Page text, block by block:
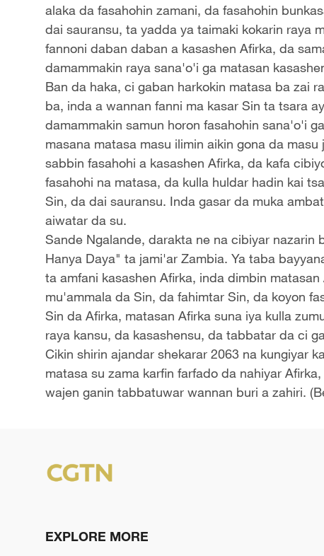
alaka da fasahohin zamani, da fasahohin
dai sauransu, ta yadda ya taimaki kokarin raya
fannoni daban daban a kasashen Afirka, da
damammakin raya sana'o'i ga matasan
Ban da haka, ci gaban harkokin matasa ba zai
ba, inda a wannan fanni ma kasar Sin ta tsara
damammakin samun horon fasahohin sana'o'i
masana matasa masu ilimin aikin gona da
sabbin fasahohi a kasashen Afirka, da kafa
fasahohi na matasa, da kulla huldar hadin kai
Sin, da dai sauransu. Inda gasar da muka
aiwatar da su.
Sande Ngalande, darakta ne na cibiyar
Hanya Daya" ta jami'ar Zambia. Ya taba
ta amfani kasashen Afirka, inda dimbin
mu'ammala da Sin, da fahimtar Sin, da koyon
Sin da Afirka, matasan Afirka suna iya kulla
raya kansu, da kasashensu, da tabbatar da ci
Cikin shirin ajandar shekarar 2063 na kungiyar
matasa su zama karfin farfado da nahiyar
wajen ganin tabbatuwar wannan buri a zahiri.
EXPLORE MORE